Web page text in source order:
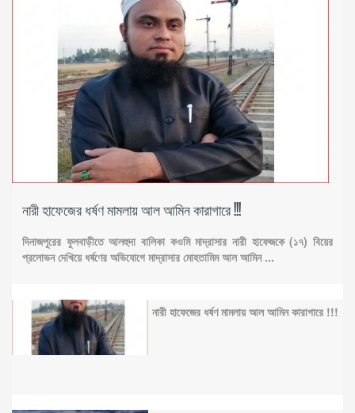
নারী হাফেজের ধর্ষণ মামলায় আল আমিন কারাগারে !!!
দিনাজপুরের ফুলবাড়ীতে আলহুদা বালিকা কওমি মাদ্রাসার নারী হাফেজকে (১৭) বিয়ের
প্রলোভন দেখিয়ে ধর্ষণের অভিযোগে মাদ্রাসার মোহতামিম আল আমিন ...
নারী হাফেজের ধর্ষণ মামলায় আল আমিন কারাগারে !!!